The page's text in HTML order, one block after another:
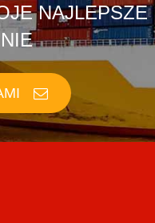
NAJLEPSZE